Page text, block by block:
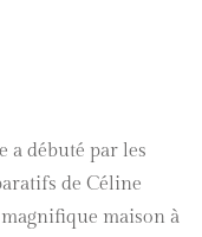
a débuté par les
de Céline
maison à